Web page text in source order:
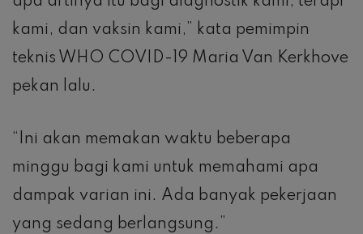
kami, dan vaksin kami,” kata pemimpin
teknis WHO COVID-19 Maria Van Kerkhove
pekan lalu.
“Ini akan memakan waktu beberapa
minggu bagi kami untuk memahami apa
dampak varian ini. Ada banyak pekerjaan
yang sedang berlangsung.”